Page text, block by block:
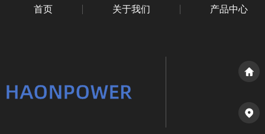
首页 关于我们 产品中心